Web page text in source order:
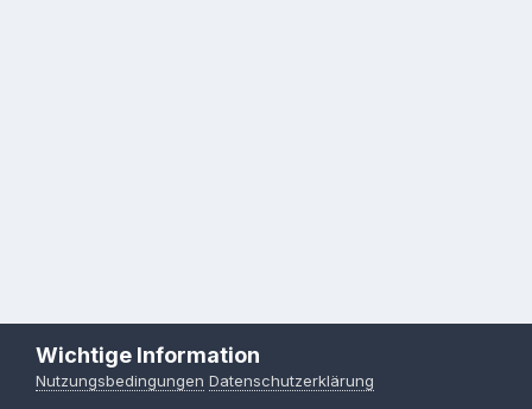
Wichtige Information
Nutzungsbedingungen Datenschutzerklärung